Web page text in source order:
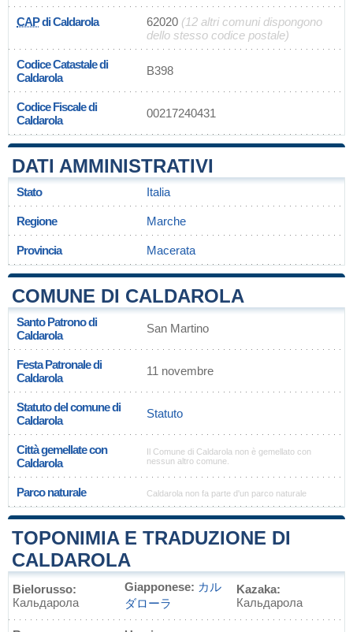
CAPdi Caldarola 62020 (12 altri comuni dispongono
dello stesso codice postale)
Codice Catastale di
Caldarola
B398
Codice Fiscale di
Caldarola
00217240431
DATI AMMINISTRATIVI
Stato Italia
Regione Marche
Provincia Macerata
COMUNE DI CALDAROLA
Santo Patrono di
Caldarola
San Martino
Festa Patronale di
Caldarola
11 novembre
Statuto del comune di
Caldarola
Statuto
Città gemellate con
Caldarola
Il Comune di Caldarola non è gemellato con
nessun altro comune.
Parco naturale Caldarola non fa parte d'un parco naturale
TOPONIMIA E TRADUZIONE DI
CALDAROLA
Bielorusso:
Кальдарола
Giapponese: カル
ダローラ
Kazaka:
Кальдарола